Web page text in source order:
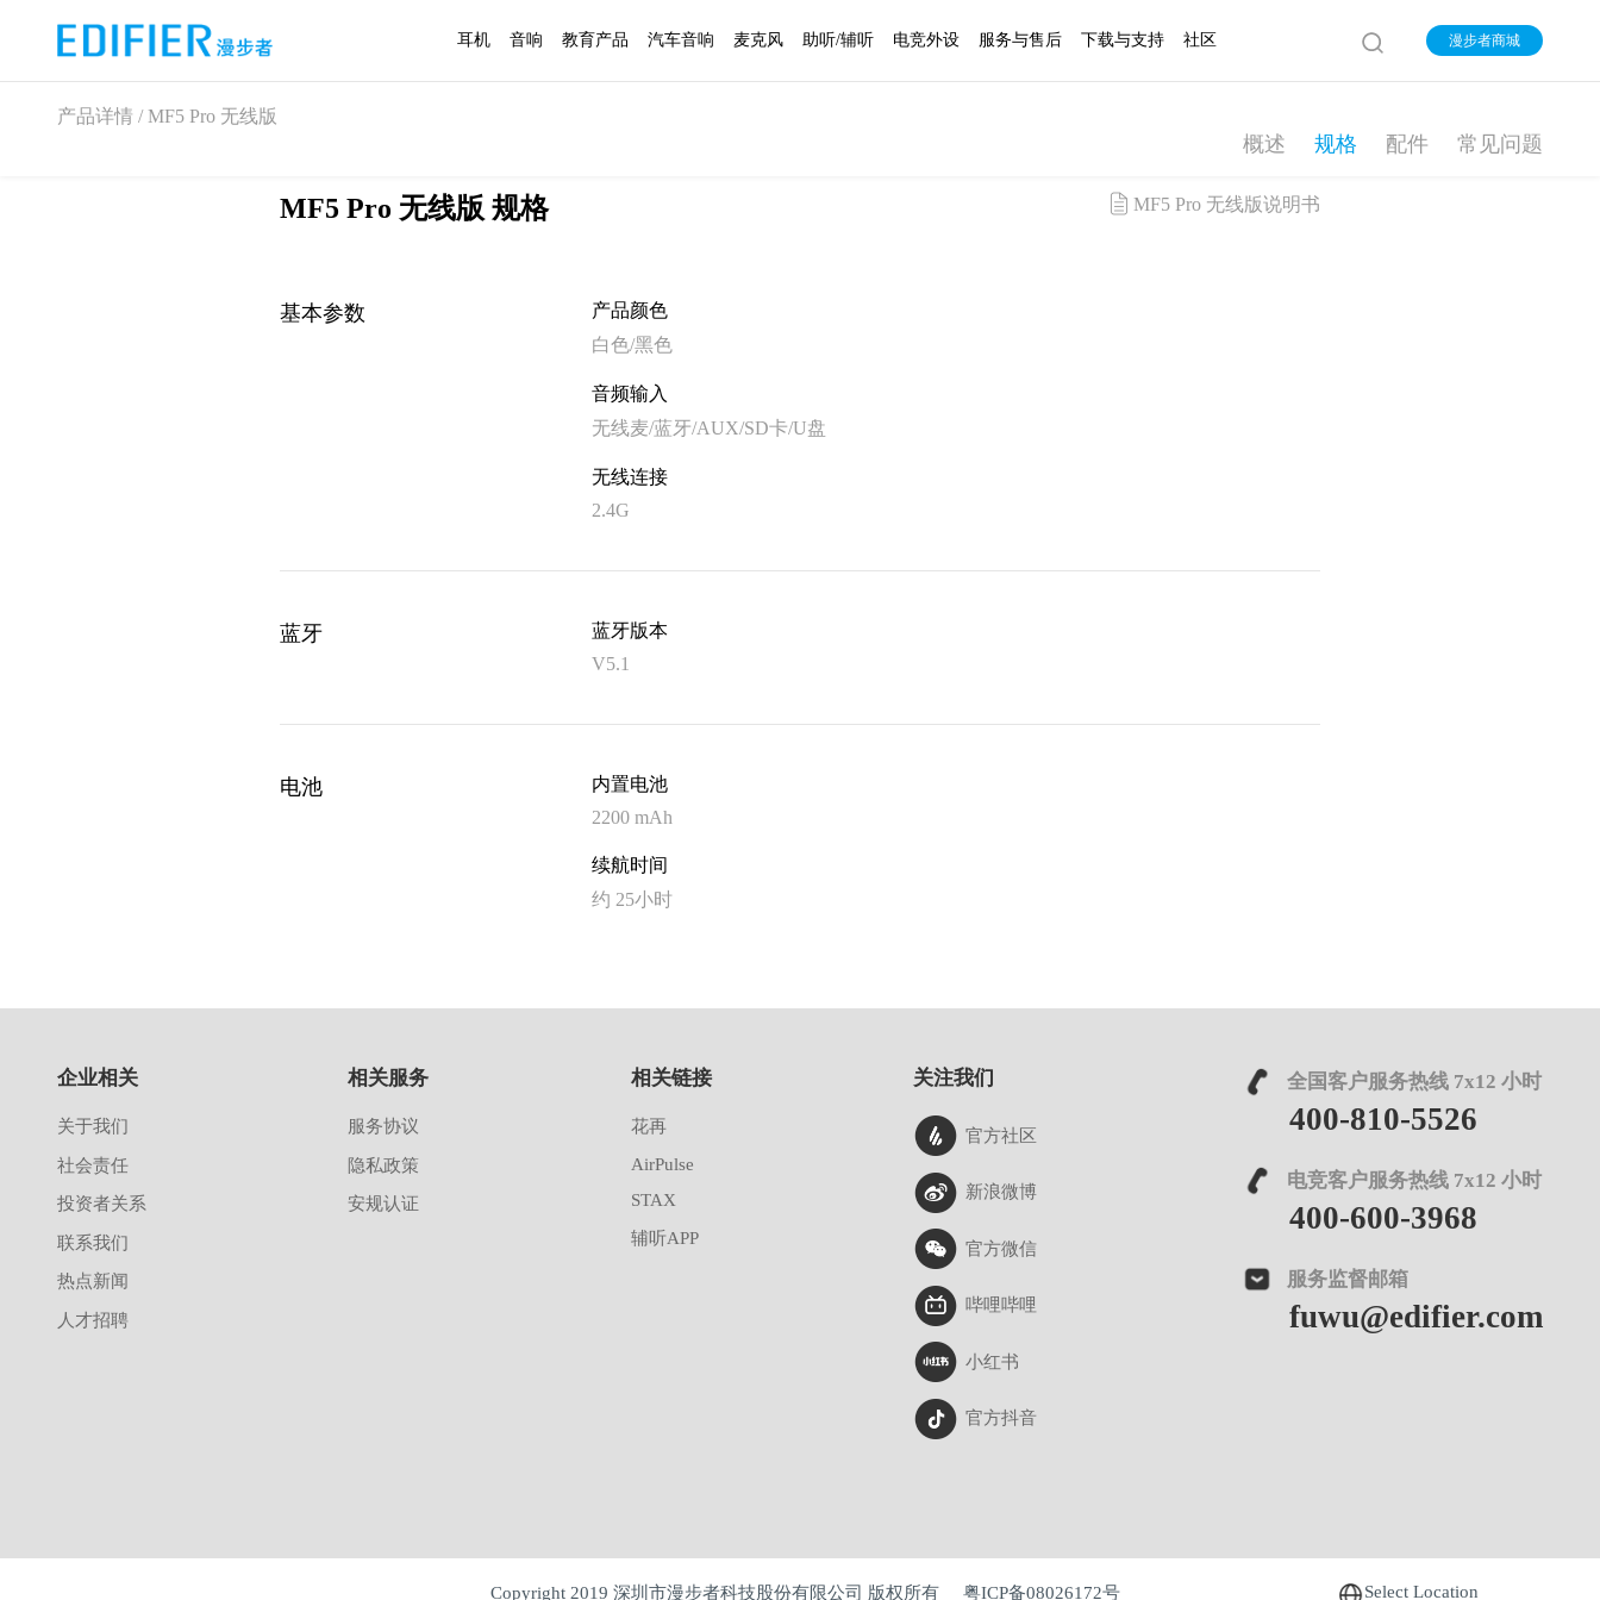
耳机 音响 教育产品 汽车音响 麦克风 助听/辅听 电竞外设 服务与售后 下载与支持 社区 漫步者商城
产品详情 / MF5 Pro 无线版
概述 规格 配件 常见问题
MF5 Pro 无线版 规格 MF5 Pro 无线版说明书
基本参数
产品颜色
白色/黑色
音频输入
无线麦/蓝牙/AUX/SD卡/U盘
无线连接
2.4G
蓝牙
蓝牙版本
V5.1
电池
内置电池
2200 mAh
续航时间
约 25小时
企业相关
关于我们
社会责任
投资者关系
联系我们
热点新闻
人才招聘
相关服务
服务协议
隐私政策
安规认证
相关链接
花再
AirPulse
STAX
辅听APP
关注我们
官方社区
新浪微博
官方微信
哔哩哔哩
小红书
官方抖音
全国客户服务热线 7x12 小时
400-810-5526
电竞客户服务热线 7x12 小时
400-600-3968
服务监督邮箱
fuwu@edifier.com
Copyright 2019 深圳市漫步者科技股份有限公司 版权所有 粤ICP备08026172号 Select Location